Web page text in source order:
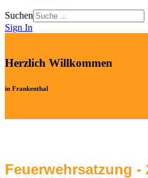
Suchen
Sign In
Herzlich Willkommen
in Frankenthal
Feuerwehrsatzung -